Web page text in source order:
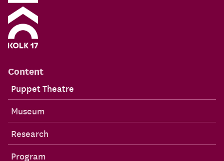
Content
Puppet Theatre
Museum
Research
Program